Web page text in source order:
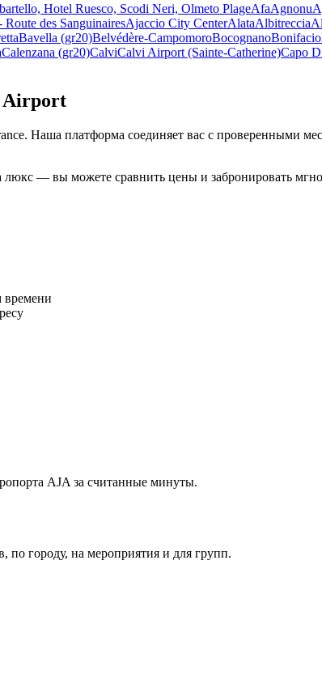
Hotel Ruesco, Scodi Neri, Olmeto PlageAfaAgnonu
Route des SanguinairesAjaccio City CenterAlataAlbitreccia
Bavella (gr20)Belvédère-CampomoroBocognanoBonifacio
Calenzana (gr20)CalviCalvi Airport (Sainte-Catherine)Capo
Airport
Наша платформа соединяет вас с проверенными
— вы можете сравнить цены и забронировать
времени
AJA за считанные минуты.
по городу, на мероприятия и для групп.